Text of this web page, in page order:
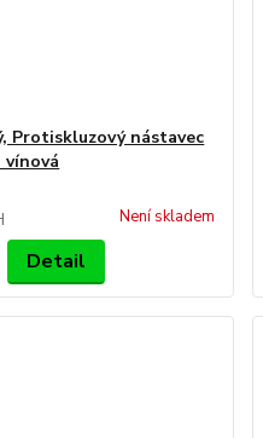
Protiskluzový nástavec
vínová
Není skladem
Detail